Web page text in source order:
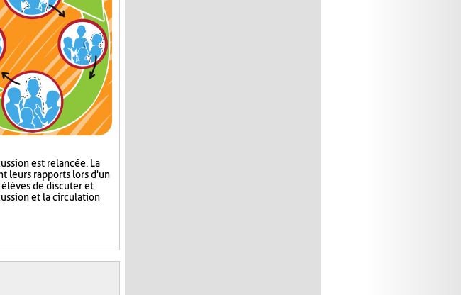
est relancée. La
leurs rapports lors d'un
de discuter et
et la circulation